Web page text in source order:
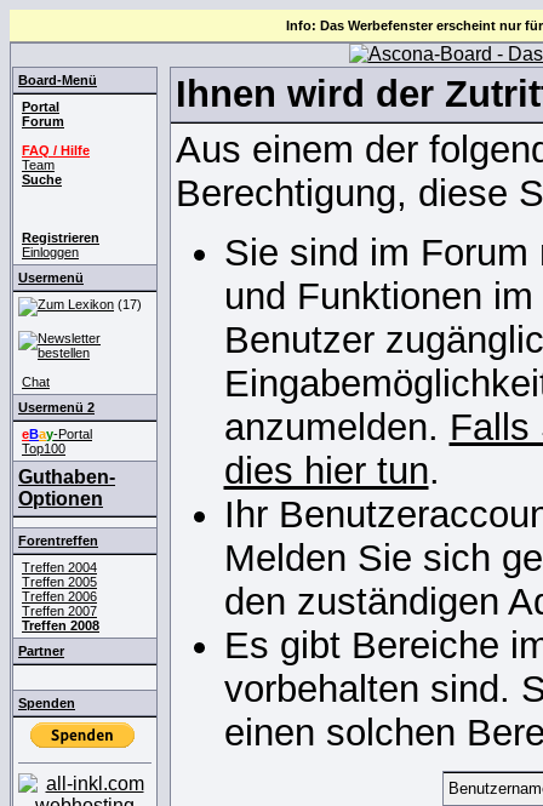
Info: Das Werbefenster erscheint nur
Board-Menü
Portal
Forum
FAQ / Hilfe
Team
Suche
Registrieren
Einloggen
Usermenü
(17)
Chat
Usermenü 2
eBay-Portal
Top100
Guthaben-
Optionen
Forentreffen
Treffen 2004
Treffen 2005
Treffen 2006
Treffen 2007
Treffen 2008
Partner
Spenden
Ihnen wird der
Aus einem der
Berechtigung, diese
Sie sind im
und Funktionen
Benutzer
anzumelden. Falls
dies hier tun.
Ihr
Melden Sie sich
den zuständigen
Es gibt Bereiche
vorbehalten sind.
einen solchen